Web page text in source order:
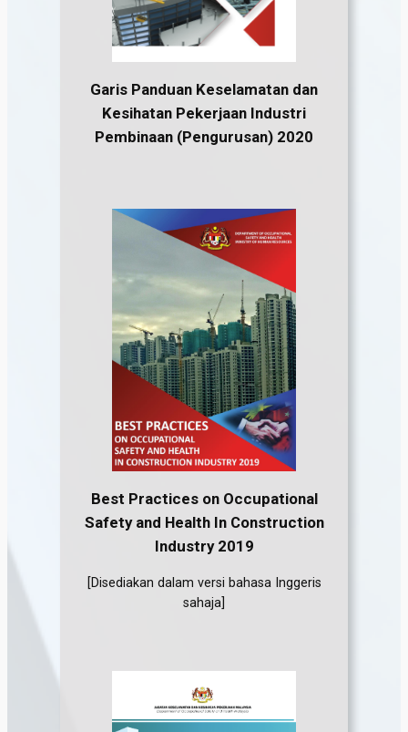
Garis Panduan Keselamatan dan
Kesihatan Pekerjaan Industri
Pembinaan (Pengurusan) 2020
Best Practices on Occupational
Safety and Health In Construction
Industry 2019
[Disediakan dalam versi bahasa Inggeris
sahaja]